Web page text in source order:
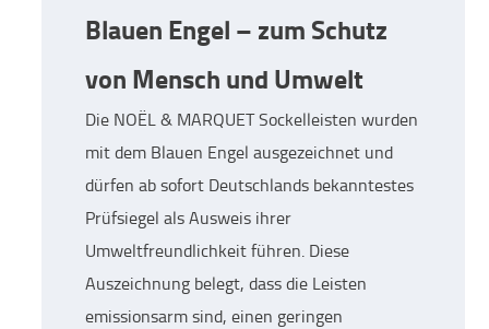
Blauen Engel – zum Schutz
von Mensch und Umwelt
Die NOËL & MARQUET Sockelleisten wurden
mit dem Blauen Engel ausgezeichnet und
dürfen ab sofort Deutschlands bekanntestes
Prüfsiegel als Ausweis ihrer
Umweltfreundlichkeit führen. Diese
Auszeichnung belegt, dass die Leisten
emissionsarm sind, einen geringen